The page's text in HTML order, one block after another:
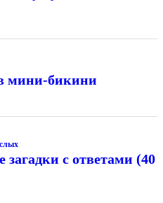
мини-бикини
загадки с ответами (40